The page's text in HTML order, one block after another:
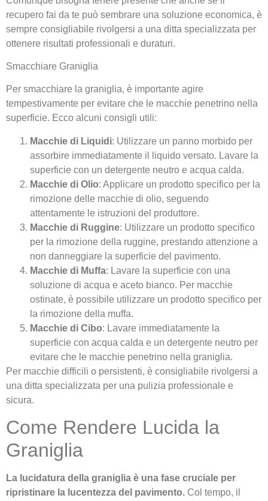
recupero fai da te può sembrare una soluzione economica, è
sempre consigliabile rivolgersi a una ditta specializzata per
ottenere risultati professionali e duraturi.
Smacchiare Graniglia
Per smacchiare la graniglia, è importante agire
tempestivamente per evitare che le macchie penetrino nella
superficie. Ecco alcuni consigli utili:
Macchie di Liquidi: Utilizzare un panno morbido per
assorbire immediatamente il liquido versato. Lavare la
superficie con un detergente neutro e acqua calda.
Macchie di Olio: Applicare un prodotto specifico per la
rimozione delle macchie di olio, seguendo
attentamente le istruzioni del produttore.
Macchie di Ruggine: Utilizzare un prodotto specifico
per la rimozione della ruggine, prestando attenzione a
non danneggiare la superficie del pavimento.
Macchie di Muffa: Lavare la superficie con una
soluzione di acqua e aceto bianco. Per macchie
ostinate, è possibile utilizzare un prodotto specifico per
la rimozione della muffa.
Macchie di Cibo: Lavare immediatamente la
superficie con acqua calda e un detergente neutro per
evitare che le macchie penetrino nella graniglia.
Per macchie difficili o persistenti, è consigliabile rivolgersi a
una ditta specializzata per una pulizia professionale e
sicura.
Come Rendere Lucida la
Graniglia
La lucidatura della graniglia è una fase cruciale per
ripristinare la lucentezza del pavimento. Col tempo, il